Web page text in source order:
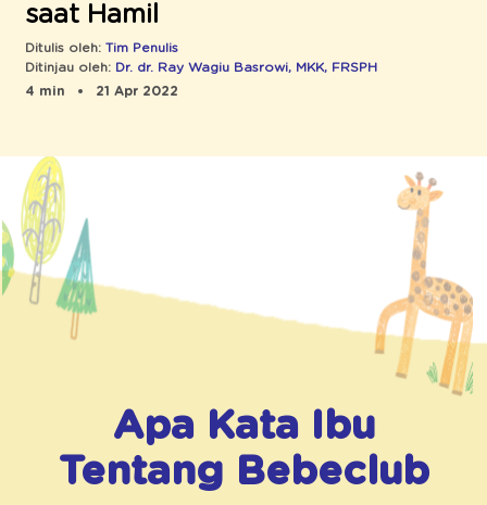
saat Hamil
Ditulis oleh: Tim Penulis
Ditinjau oleh: Dr. dr. Ray Wagiu Basrowi, MKK, FRSPH
4 min
21 Apr 2022
Apa Kata Ibu
Tentang Bebeclub